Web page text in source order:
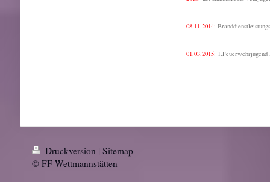
08.11.2014:
01.03.2015:
Druckversion | Sitemap
© FF-Wettmannstätten